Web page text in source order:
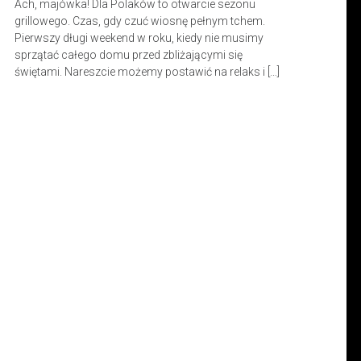
Ach, majówka! Dla Polaków to otwarcie sezonu
grillowego. Czas, gdy czuć wiosnę pełnym tchem.
Pierwszy długi weekend w roku, kiedy nie musimy
sprzątać całego domu przed zbliżającymi się
świętami. Nareszcie możemy postawić na relaks i […]